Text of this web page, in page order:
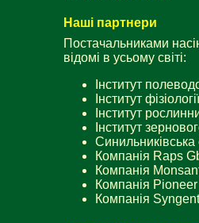
Наші партнери
Постачальниками
відомі в усьому світі:
Інститут
Інститут
Інститут
Інститут
Компанія Raps
Компанія
Компанія Pioneer
Компанія